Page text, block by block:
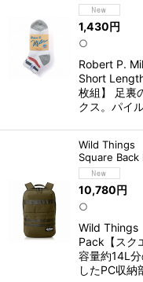
1,430円
○
Robert P.
Short
枚組】 足裏
クス。パイ
Wild Things
Square Back
10,780円
○
Wild Things
Pack【スク
容量約14L
したPC収